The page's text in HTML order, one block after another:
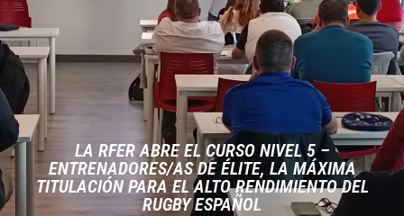
LA RFER ABRE EL CURSO NIVEL 5 –
ENTRENADORES/AS DE ÉLITE, LA MÁXIMA
TITULACIÓN PARA EL ALTO RENDIMIENTO DEL
RUGBY ESPAÑOL